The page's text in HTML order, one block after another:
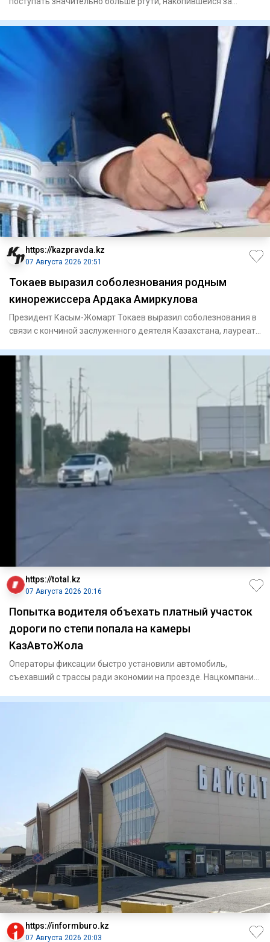
https://kazpravda.kz
07 Августа 2026 20:51
Токаев выразил соболезнования родным
кинорежиссера Ардака Амиркулова
Президент Касым-Жомарт Токаев выразил соболезнования в
связи с кончиной заслуженного деятеля Казахстана, лауреата
https://total.kz
07 Августа 2026 20:16
Попытка водителя объехать платный участок
дороги по степи попала на камеры
КазАвтоЖола
Операторы фиксации быстро установили автомобиль,
съехавший с трассы ради экономии на проезде. Нацкомпания
https://informburo.kz
07 Августа 2026 20:03